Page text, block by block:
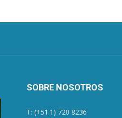
SOBRE NOSOTROS
T: (+51.1) 720 8236